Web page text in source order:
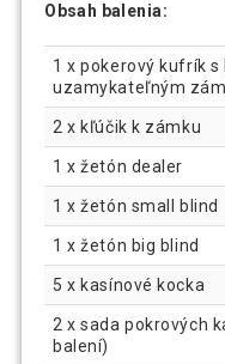
Obsah balenia:
1 x pokerový kufrík
uzamykateľným
2 x kľúčik k zámku
1 x žetón dealer
1 x žetón small blind
1 x žetón big blind
5 x kasínové kocka
2 x sada pokrových
balení)